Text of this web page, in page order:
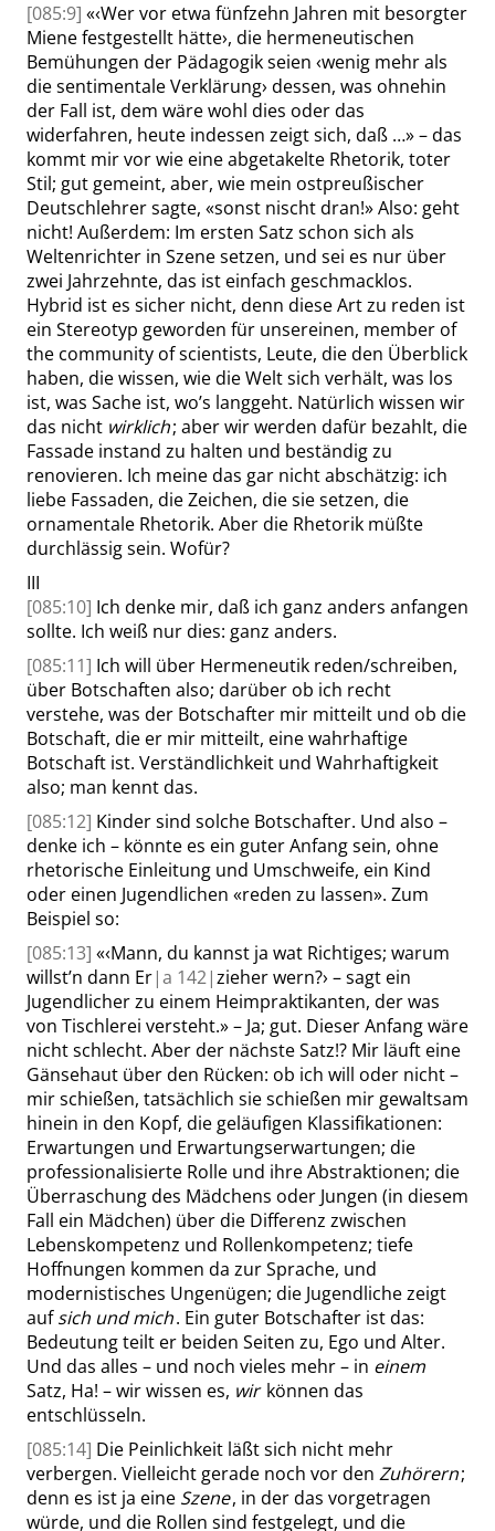
[085:9] «‹Wer vor etwa fünfzehn Jahren mit besorgter
Miene festgestellt hätte›, die hermeneutischen
Bemühungen der Pädagogik seien ‹wenig mehr als
die sentimentale Verklärung› dessen, was ohnehin
der Fall ist, dem wäre wohl dies oder das
widerfahren, heute indessen zeigt sich, daß …»– das
kommt mir vor wie eine abgetakelte Rhetorik, toter
Stil; gut gemeint, aber, wie mein ostpreußischer
Deutschlehrer sagte, «sonst nischt dran!»Also: geht
nicht! Außerdem: Im ersten Satz schon sich als
Weltenrichter in Szene setzen, und sei es nur über
zwei Jahrzehnte, das ist einfach geschmacklos.
Hybrid ist es sicher nicht, denn diese Art zu reden ist
ein Stereotyp geworden für unsereinen, member of
the community of scientists, Leute, die den Überblick
haben, die wissen, wie die Welt sich verhält, was los
ist, was Sache ist, wo’s langgeht. Natürlich wissen wir
das nicht wirklich; aber wir werden dafür bezahlt, die
Fassade instand zu halten und beständig zu
renovieren. Ich meine das gar nicht abschätzig: ich
liebe Fassaden, die Zeichen, die sie setzen, die
ornamentale Rhetorik. Aber die Rhetorik müßte
durchlässig sein. Wofür?
III
[085:10] Ich denke mir, daß ich ganz anders anfangen
sollte. Ich weiß nur dies: ganz anders.
[085:11] Ich will über Hermeneutik reden/schreiben,
über Botschaften also; darüber ob ich recht
verstehe, was der Botschafter mir mitteilt und ob die
Botschaft, die er mir mitteilt, eine wahrhaftige
Botschaft ist. Verständlichkeit und Wahrhaftigkeit
also; man kennt das.
[085:12] Kinder sind solche Botschafter. Und also –
denke ich – könnte es ein guter Anfang sein, ohne
rhetorische Einleitung und Umschweife, ein Kind
oder einen Jugendlichen «reden zu lassen». Zum
Beispiel so:
[085:13] «‹Mann, du kannst ja wat Richtiges; warum
willst’n dann Er|a 142|zieher wern?› – sagt ein
Jugendlicher zu einem Heimpraktikanten, der was
von Tischlerei versteht.»– Ja; gut. Dieser Anfang wäre
nicht schlecht. Aber der nächste Satz!? Mir läuft eine
Gänsehaut über den Rücken: ob ich will oder nicht –
mir schießen, tatsächlich sie schießen mir gewaltsam
hinein in den Kopf, die geläufigen Klassifikationen:
Erwartungen und Erwartungserwartungen; die
professionalisierte Rolle und ihre Abstraktionen; die
Überraschung des Mädchens oder Jungen (in diesem
Fall ein Mädchen) über die Differenz zwischen
Lebenskompetenz und Rollenkompetenz; tiefe
Hoffnungen kommen da zur Sprache, und
modernistisches Ungenügen; die Jugendliche zeigt
aufsich und mich. Ein guter Botschafter ist das:
Bedeutung teilt er beiden Seiten zu, Ego und Alter.
Und das alles – und noch vieles mehr – in einem
Satz, Ha! – wir wissen es, wirkönnen das
entschlüsseln.
[085:14] Die Peinlichkeit läßt sich nicht mehr
verbergen. Vielleicht gerade noch vor den Zuhörern;
denn es ist ja eine Szene, in der das vorgetragen
würde, und die Rollen sind festgelegt, und die